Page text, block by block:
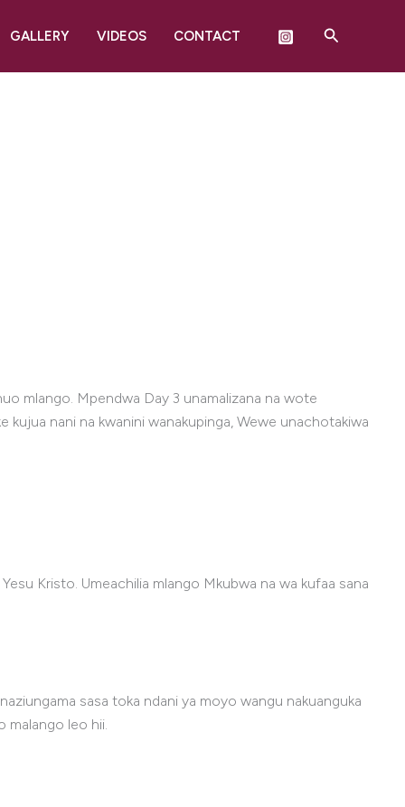
GALLERY VIDEOS CONTACT Search
mlango. Mpendwa Day 3 unamalizana na wote
nani na kwanini wanakupinga, Wewe unachotakiwa
Kristo. Umeachilia mlango Mkubwa na wa kufaa sana
sasa toka ndani ya moyo wangu nakuanguka
malango leo hii.